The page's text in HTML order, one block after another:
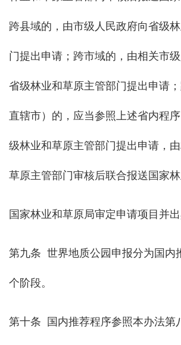
跨县域的，由市级人民政府向省级
门提出申请；跨市域的，由相关市
省级林业和草原主管部门提出申请；
直辖市）的，应当参照上述省内程
级林业和草原主管部门提出申请，
草原主管部门审核后联合报送国家林
国家林业和草原局审定申请项目并出
第九条 世界地质公园申报分为国内
个阶段。
第十条 国内推荐程序参照本办法第